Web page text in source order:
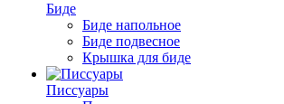
Биде
Биде напольное
Биде подвесное
Крышка для биде
Писсуары